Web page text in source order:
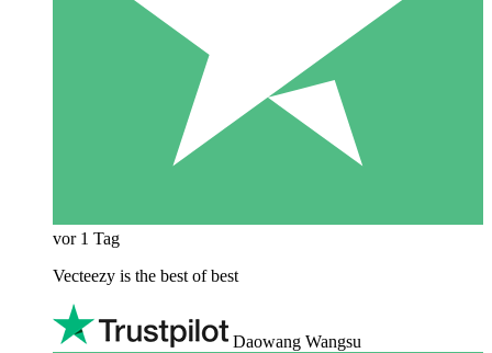
vor 1 Tag
Vecteezy is the best of best
Daowang Wangsu